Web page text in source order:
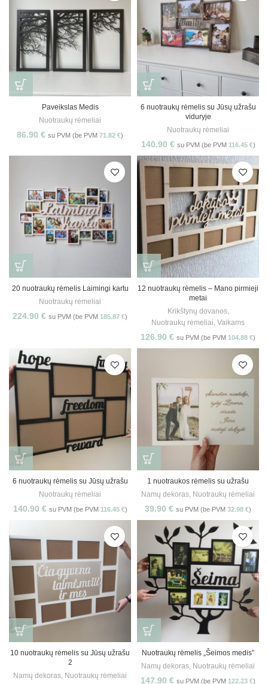
Paveikslas Medis
Nuotraukų rėmeliai
86.90 € su PVM (be PVM 71.82 €)
6 nuotraukų rėmelis su Jūsų užrašu
viduryje
Nuotraukų rėmeliai
140.90 € su PVM (be PVM 116.45 €)
20 nuotraukų rėmelis Laimingi kartu
Nuotraukų rėmeliai
224.90 € su PVM (be PVM 185.87 €)
12 nuotraukų rėmelis – Mano pirmieji
metai
Krikštynų dovanos,
Nuotraukų rėmeliai, Vaikams
126.90 € su PVM (be PVM 104.88 €)
6 nuotraukų rėmelis su Jūsų užrašu
Nuotraukų rėmeliai
140.90 € su PVM (be PVM 116.45 €)
1 nuotraukos rėmelis su užrašu
Namų dekoras, Nuotraukų rėmeliai
39.90 € su PVM (be PVM 32.98 €)
10 nuotraukų rėmelis su Jūsų užrašu
2
Namų dekoras, Nuotraukų rėmeliai
Nuotraukų rėmelis „Šeimos medis”
Namų dekoras, Nuotraukų rėmeliai
147.90 € su PVM (be PVM 122.23 €)